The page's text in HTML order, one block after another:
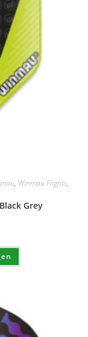
, Winmau Flights,
Grey